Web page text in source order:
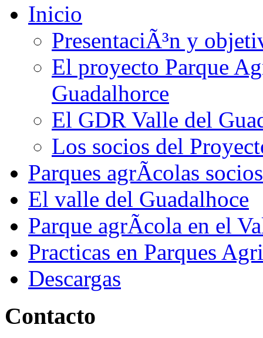
Inicio
PresentaciÃ³n y
El proyecto Parque
Guadalhorce
El GDR Valle del
Los socios del
Parques agrÃ­colas
El valle del Guadalhoce
Parque agrÃ­cola en el
Practicas en Parques
Descargas
Contacto